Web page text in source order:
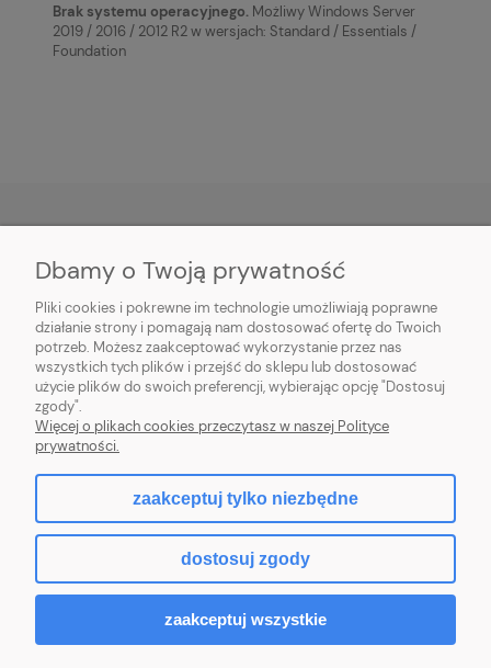
Brak systemu operacyjnego. Możliwy Windows Server
2019 / 2016 / 2012 R2 w wersjach: Standard / Essentials /
Foundation
O NAS
INFORMACJE
PŁATNOŚCI I DOSTAWA
POMOC
MOJE KONTO
2026 © komputerydlafirm.pl - wszystkie prawa zastrzeżone.
pokaż pełną wersję strony
Dbamy o Twoją prywatność
Pliki cookies i pokrewne im technologie umożliwiają poprawne
działanie strony i pomagają nam dostosować ofertę do Twoich
potrzeb. Możesz zaakceptować wykorzystanie przez nas
wszystkich tych plików i przejść do sklepu lub dostosować
użycie plików do swoich preferencji, wybierając opcję "Dostosuj
zgody".
Więcej o plikach cookies przeczytasz w naszej Polityce
prywatności.
zaakceptuj tylko niezbędne
dostosuj zgody
zaakceptuj wszystkie